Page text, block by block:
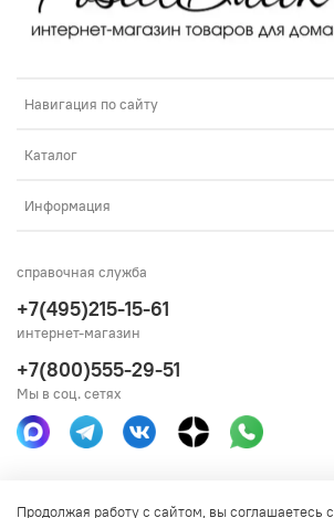
Навигация по сайту
Каталог
Информация
Получить консультацию
справочная служба
+7(495)215-15-61
интернет-магазин
+7(800)555-29-51
Мы в соц. сетях
Продолжая работу с сайтом, вы соглашаетесь с